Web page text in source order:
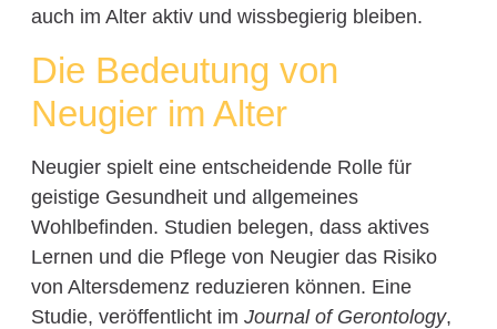
auch im Alter aktiv und wissbegierig bleiben.
Die Bedeutung von
Neugier im Alter
Neugier spielt eine entscheidende Rolle für
geistige Gesundheit und allgemeines
Wohlbefinden. Studien belegen, dass aktives
Lernen und die Pflege von Neugier das Risiko
von Altersdemenz reduzieren können. Eine
Studie, veröffentlicht im Journal of Gerontology,